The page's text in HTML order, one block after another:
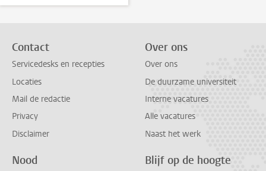
Contact
Servicedesks en recepties
Locaties
Mail de redactie
Privacy
Disclaimer
Over ons
Over ons
De duurzame universiteit
Interne vacatures
Alle vacatures
Naast het werk
Nood Blijf op de hoogte